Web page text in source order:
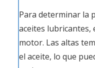
Para determinar la
aceites lubricantes,
motor. Las altas
el aceite, lo que